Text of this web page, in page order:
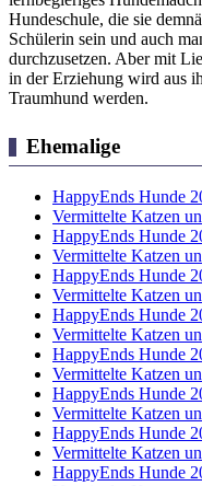
Hundeschule, die sie
Schülerin sein und auch
durchzusetzen. Aber mit
in der Erziehung wird aus
Traumhund werden.
Ehemalige
HappyEnds Hunde
Vermittelte Katzen
HappyEnds Hunde
Vermittelte Katzen
HappyEnds Hunde
Vermittelte Katzen
HappyEnds Hunde
Vermittelte Katzen
HappyEnds Hunde
Vermittelte Katzen
HappyEnds Hunde
Vermittelte Katzen
HappyEnds Hunde
Vermittelte Katzen
HappyEnds Hunde